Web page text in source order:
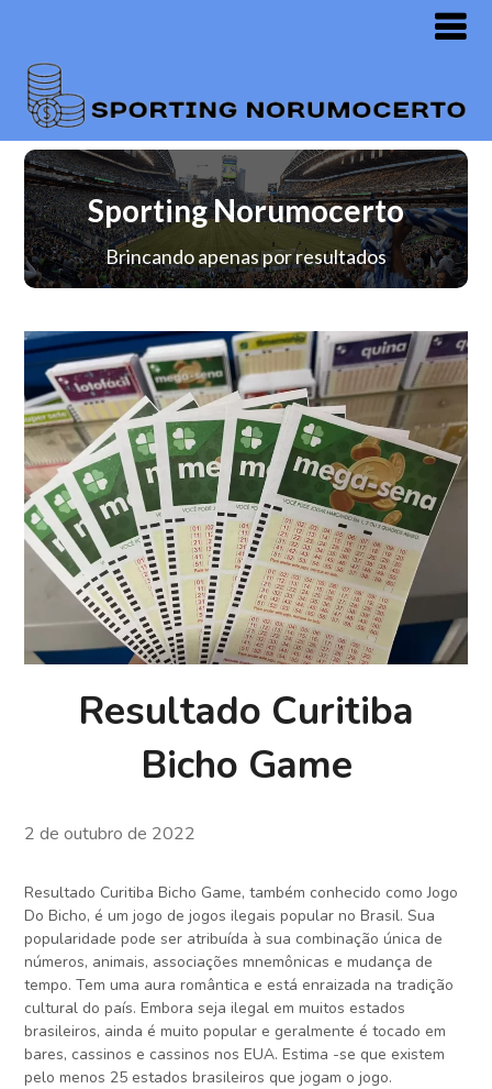
Sporting Norumocerto
Brincando apenas por resultados
Resultado Curitiba
Bicho Game
2 de outubro de 2022
Resultado Curitiba Bicho Game, também conhecido como Jogo
Do Bicho, é um jogo de jogos ilegais popular no Brasil. Sua
popularidade pode ser atribuída à sua combinação única de
números, animais, associações mnemônicas e mudança de
tempo. Tem uma aura romântica e está enraizada na tradição
cultural do país. Embora seja ilegal em muitos estados
brasileiros, ainda é muito popular e geralmente é tocado em
bares, cassinos e cassinos nos EUA. Estima -se que existem
pelo menos 25 estados brasileiros que jogam o jogo.